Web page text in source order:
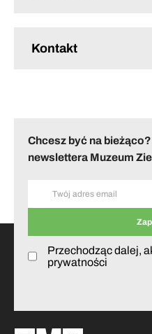
Kontakt
Chcesz być na
newslettera Muzeum
Przechodząc dalej,
prywatności